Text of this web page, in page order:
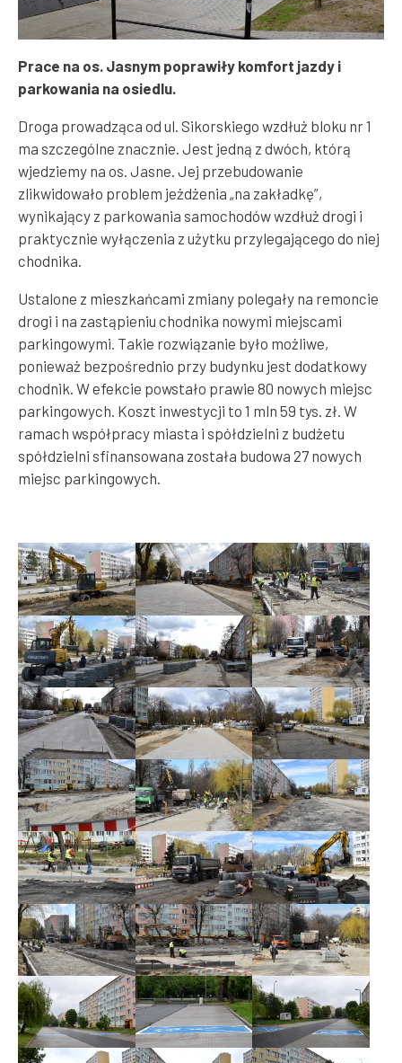
Prace na os. Jasnym poprawiły komfort jazdy i
parkowania na osiedlu.
Droga prowadząca od ul. Sikorskiego wzdłuż bloku nr 1
ma szczególne znacznie. Jest jedną z dwóch, którą
wjedziemy na os. Jasne. Jej przebudowanie
zlikwidowało problem jeżdżenia „na zakładkę”,
wynikający z parkowania samochodów wzdłuż drogi i
praktycznie wyłączenia z użytku przylegającego do niej
chodnika.
Ustalone z mieszkańcami zmiany polegały na remoncie
drogi i na zastąpieniu chodnika nowymi miejscami
parkingowymi. Takie rozwiązanie było możliwe,
ponieważ bezpośrednio przy budynku jest dodatkowy
chodnik. W efekcie powstało prawie 80 nowych miejsc
parkingowych. Koszt inwestycji to 1 mln 59 tys. zł. W
ramach współpracy miasta i spółdzielni z budżetu
spółdzielni sfinansowana została budowa 27 nowych
miejsc parkingowych.